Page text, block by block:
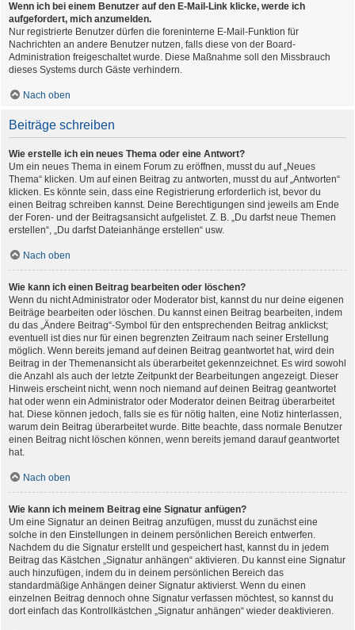
Wenn ich bei einem Benutzer auf den E-Mail-Link klicke, werde ich
aufgefordert, mich anzumelden.
Nur registrierte Benutzer dürfen die foreninterne E-Mail-Funktion für
Nachrichten an andere Benutzer nutzen, falls diese von der Board-
Administration freigeschaltet wurde. Diese Maßnahme soll den Missbrauch
dieses Systems durch Gäste verhindern.
Nach oben
Beiträge schreiben
Wie erstelle ich ein neues Thema oder eine Antwort?
Um ein neues Thema in einem Forum zu eröffnen, musst du auf „Neues
Thema“ klicken. Um auf einen Beitrag zu antworten, musst du auf „Antworten“
klicken. Es könnte sein, dass eine Registrierung erforderlich ist, bevor du
einen Beitrag schreiben kannst. Deine Berechtigungen sind jeweils am Ende
der Foren- und der Beitragsansicht aufgelistet. Z. B. „Du darfst neue Themen
erstellen“, „Du darfst Dateianhänge erstellen“ usw.
Nach oben
Wie kann ich einen Beitrag bearbeiten oder löschen?
Wenn du nicht Administrator oder Moderator bist, kannst du nur deine eigenen
Beiträge bearbeiten oder löschen. Du kannst einen Beitrag bearbeiten, indem
du das „Ändere Beitrag“-Symbol für den entsprechenden Beitrag anklickst;
eventuell ist dies nur für einen begrenzten Zeitraum nach seiner Erstellung
möglich. Wenn bereits jemand auf deinen Beitrag geantwortet hat, wird dein
Beitrag in der Themenansicht als überarbeitet gekennzeichnet. Es wird sowohl
die Anzahl als auch der letzte Zeitpunkt der Bearbeitungen angezeigt. Dieser
Hinweis erscheint nicht, wenn noch niemand auf deinen Beitrag geantwortet
hat oder wenn ein Administrator oder Moderator deinen Beitrag überarbeitet
hat. Diese können jedoch, falls sie es für nötig halten, eine Notiz hinterlassen,
warum dein Beitrag überarbeitet wurde. Bitte beachte, dass normale Benutzer
einen Beitrag nicht löschen können, wenn bereits jemand darauf geantwortet
hat.
Nach oben
Wie kann ich meinem Beitrag eine Signatur anfügen?
Um eine Signatur an deinen Beitrag anzufügen, musst du zunächst eine
solche in den Einstellungen in deinem persönlichen Bereich entwerfen.
Nachdem du die Signatur erstellt und gespeichert hast, kannst du in jedem
Beitrag das Kästchen „Signatur anhängen“ aktivieren. Du kannst eine Signatur
auch hinzufügen, indem du in deinem persönlichen Bereich das
standardmäßige Anhängen deiner Signatur aktivierst. Wenn du einen
einzelnen Beitrag dennoch ohne Signatur verfassen möchtest, so kannst du
dort einfach das Kontrollkästchen „Signatur anhängen“ wieder deaktivieren.